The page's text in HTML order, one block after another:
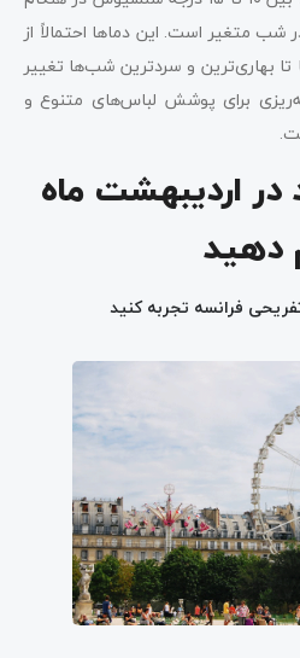
در شب متغیر است. این دماها احتمالاً از
تا بهاری‌ترین و سردترین شب‌ها تغییر
برای پوشش لباس‌های متنوع و
در اردیبهشت ماه
دهید
فرانسه تجربه کنید